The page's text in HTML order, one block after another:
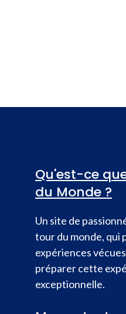
Qu'est-ce
du Monde ?
Un site de
tour du monde, qui
expériences
préparer cette
exceptionnelle.